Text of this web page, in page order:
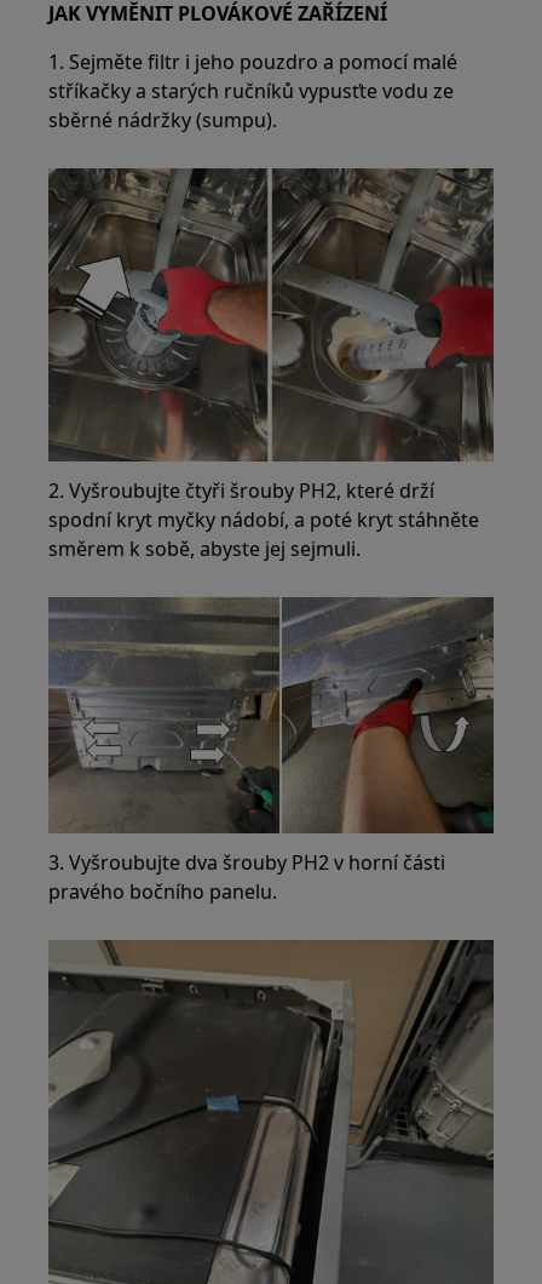
JAK VYMĚNIT PLOVÁKOVÉ ZAŘÍZENÍ
1. Sejměte filtr i jeho pouzdro a pomocí malé
stříkačky a starých ručníků vypusťte vodu ze
sběrné nádržky (sumpu).
2. Vyšroubujte čtyři šrouby PH2, které drží
spodní kryt myčky nádobí, a poté kryt stáhněte
směrem k sobě, abyste jej sejmuli.
3. Vyšroubujte dva šrouby PH2 v horní části
pravého bočního panelu.